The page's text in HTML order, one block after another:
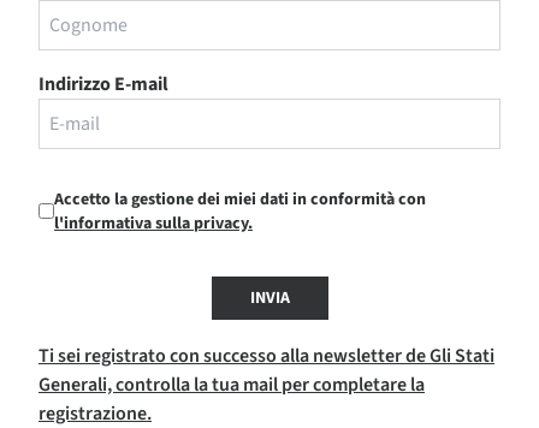
Indirizzo E-mail
Accetto la gestione dei miei dati in conformità con
l'informativa sulla privacy.
INVIA
Ti sei registrato con successo alla newsletter de Gli Stati
Generali, controlla la tua mail per completare la
registrazione.